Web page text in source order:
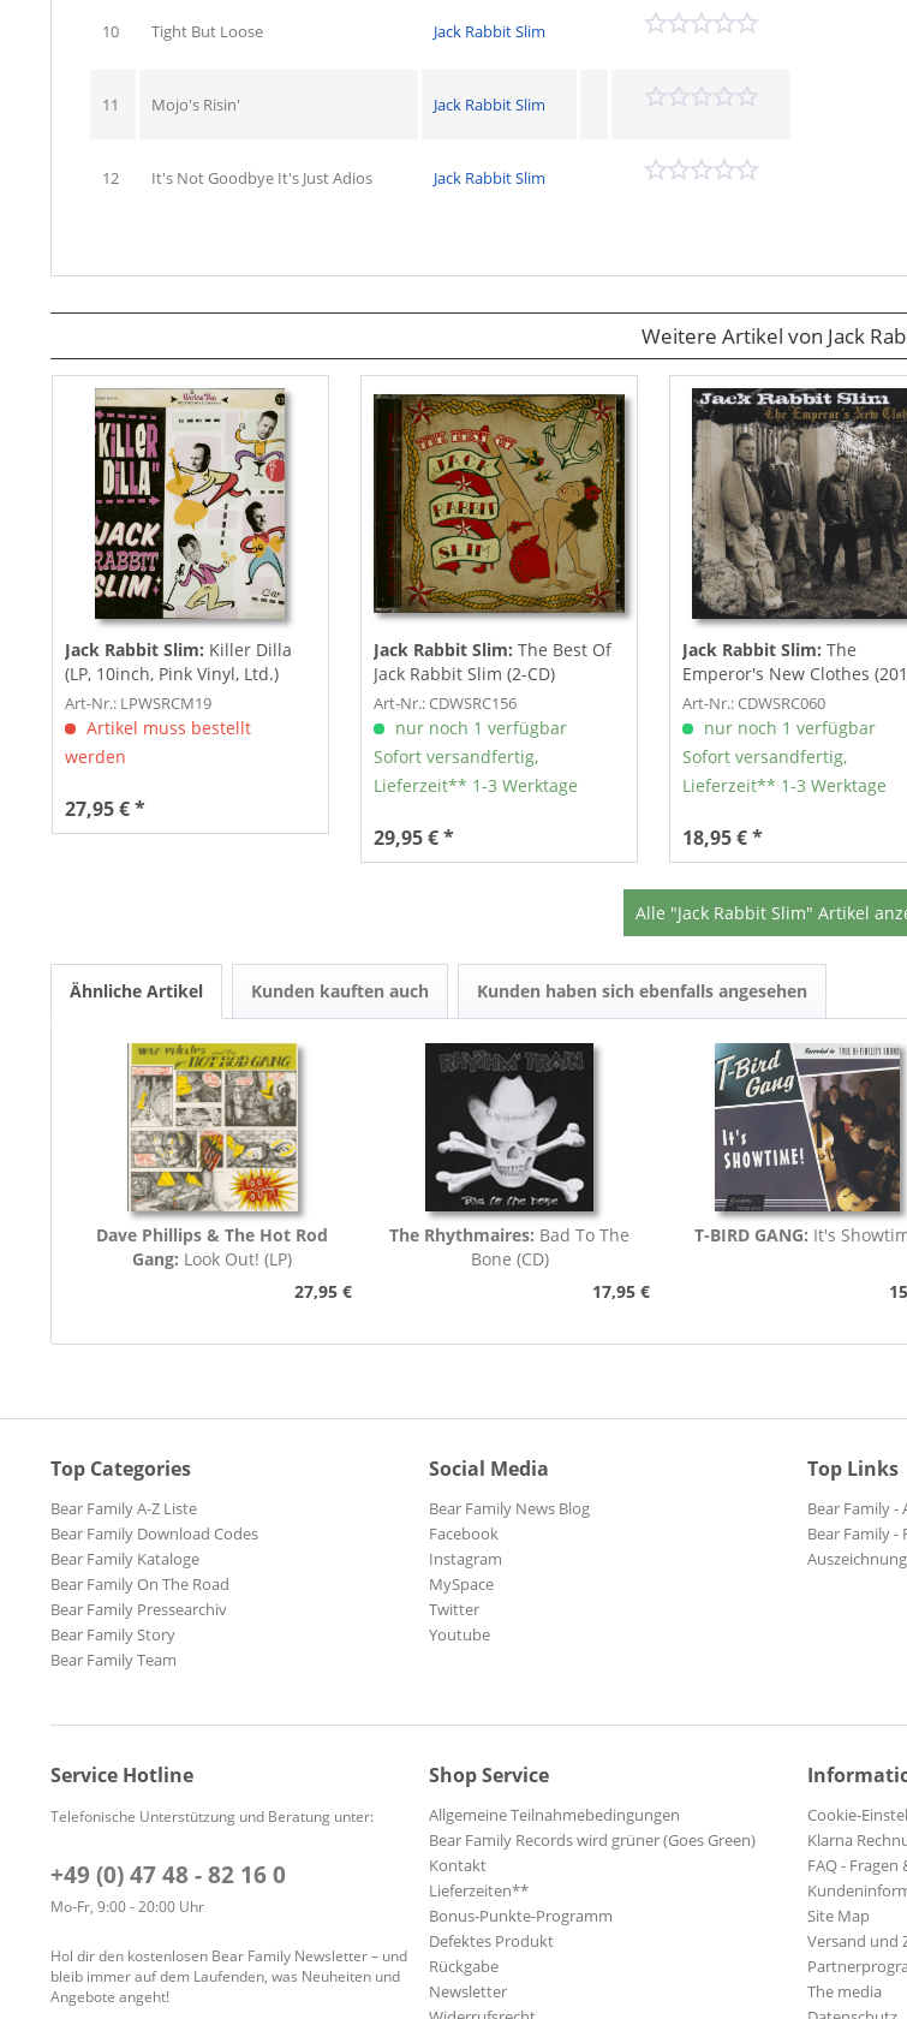
10 Tight But Loose Jack Rabbit Slim
11 Mojo's Risin' Jack Rabbit Slim
12 It's Not Goodbye It's Just Adios Jack Rabbit Slim
Weitere Artikel von Jack
Jack Rabbit Slim: Killer Dilla
(LP, 10inch, Pink Vinyl, Ltd.)
Art-Nr.: LPWSRCM19
Artikel muss bestellt
werden
27,95 € *
Jack Rabbit Slim: The Best Of
Jack Rabbit Slim (2-CD)
Art-Nr.: CDWSRC156
nur noch 1 verfügbar
Sofort versandfertig,
Lieferzeit** 1-3 Werktage
29,95 € *
Jack Rabbit Slim: The
Emperor's New Clothes
Art-Nr.: CDWSRC060
nur noch 1 verfügbar
Sofort versandfertig,
Lieferzeit** 1-3 Werktage
18,95 € *
Alle "Jack Rabbit Slim" Artikel
Ähnliche Artikel Kunden kauften auch Kunden haben sich ebenfalls angesehen
Dave Phillips & The Hot Rod
Gang: Look Out! (LP)
27,95 €
The Rhythmaires: Bad To The
Bone (CD)
17,95 €
T-BIRD GANG: It's
Top Categories
Bear Family A-Z Liste
Bear Family Download Codes
Bear Family Kataloge
Bear Family On The Road
Bear Family Pressearchiv
Bear Family Story
Bear Family Team
Social Media
Bear Family News Blog
Facebook
Instagram
MySpace
Twitter
Youtube
Top Links
Bear Family -
Bear Family -
Service Hotline
Telefonische Unterstützung und Beratung unter:
+49 (0) 47 48 - 82 16 0
Mo-Fr, 9:00 - 20:00 Uhr
Hol dir den kostenlosen Bear Family Newsletter – und
bleib immer auf dem Laufenden, was Neuheiten und
Angebote angeht!
Shop Service
Allgemeine Teilnahmebedingungen
Bear Family Records wird grüner (Goes Green)
Kontakt
Lieferzeiten**
Bonus-Punkte-Programm
Defektes Produkt
Rückgabe
Newsletter
Cookie-
Klarna
FAQ -
Site Map
Versand und
The media